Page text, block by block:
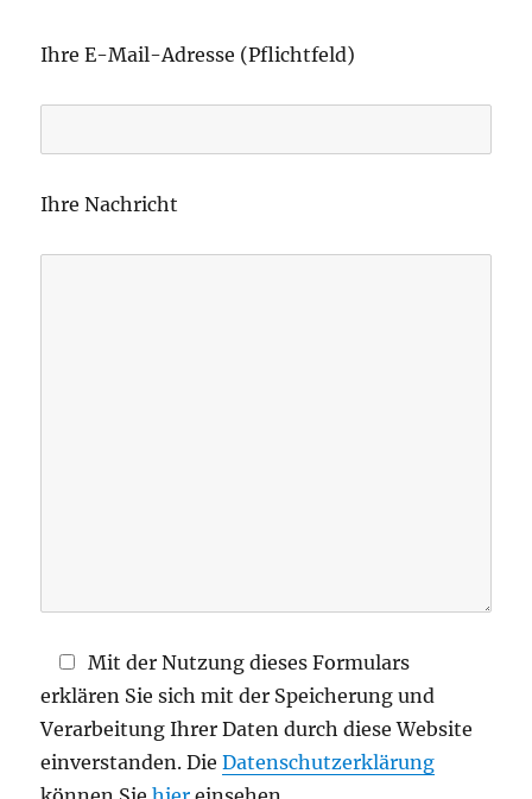
i
e
s
l
e
e
r
Ihre E-Mail-Adresse (Pflichtfeld)
Ihre Nachricht
Mit der Nutzung dieses Formulars
erklären Sie sich mit der Speicherung und
Verarbeitung Ihrer Daten durch diese Website
einverstanden. DieDatenschutzerklärung